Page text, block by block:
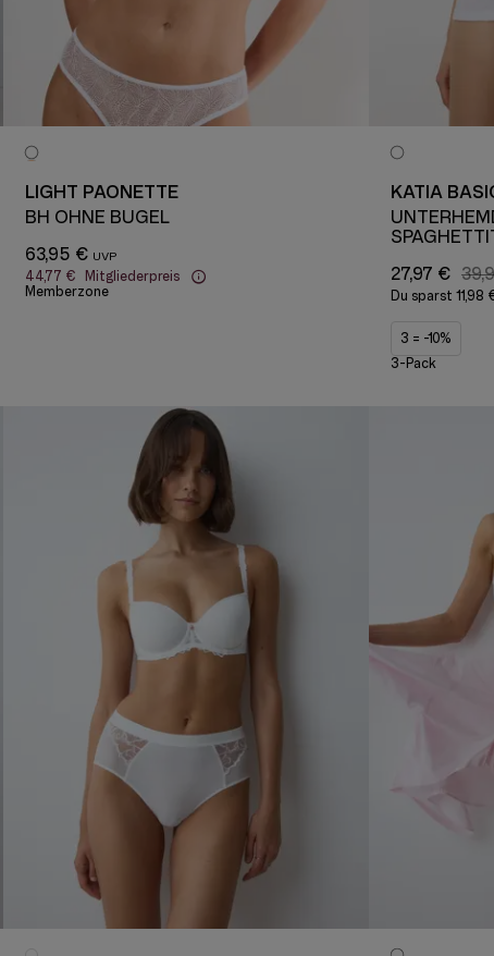
LIGHT PAONETTE
BH OHNE BÜGEL
63,95 €
44,77 €
Mitgliederpreis
Memberzone
KATIA
27,97 €
Du sparst 11,98
3 = -10%
3-Pack